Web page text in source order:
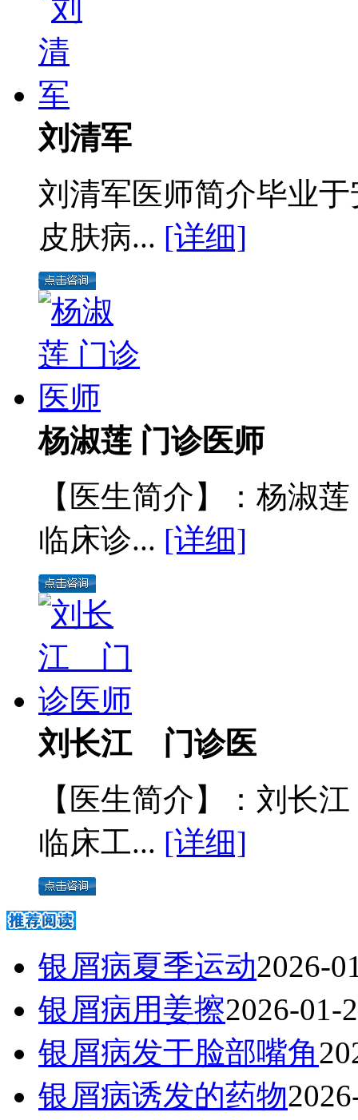
刘清军
刘清军医师简介毕业
皮肤病... [详细]
杨淑莲 门诊医师
【医生简介】：杨淑
临床诊... [详细]
刘长江 门诊医
【医生简介】：刘长
临床工... [详细]
银屑病夏季运动2026-
银屑病用姜擦2026-01-
银屑病发于脸部嘴角
银屑病诱发的药物